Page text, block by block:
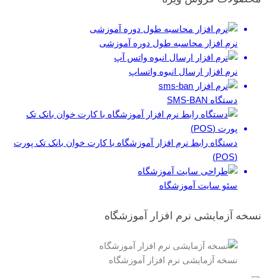
نرم افزار محاسبه طول دوره آموزشی
نرم افزار ارسال انبوه واتساپ
دستگاه SMS-BAN
دستگاه رابط نرم افزار آموزشگاه با کارت خوان بانک تک پورت
(POS)
سئو سایت آموزشگاه
نسخه آزمایشی نرم افزار آموزشگاه
نسخه آزمایشی نرم افزار آموزشگاه